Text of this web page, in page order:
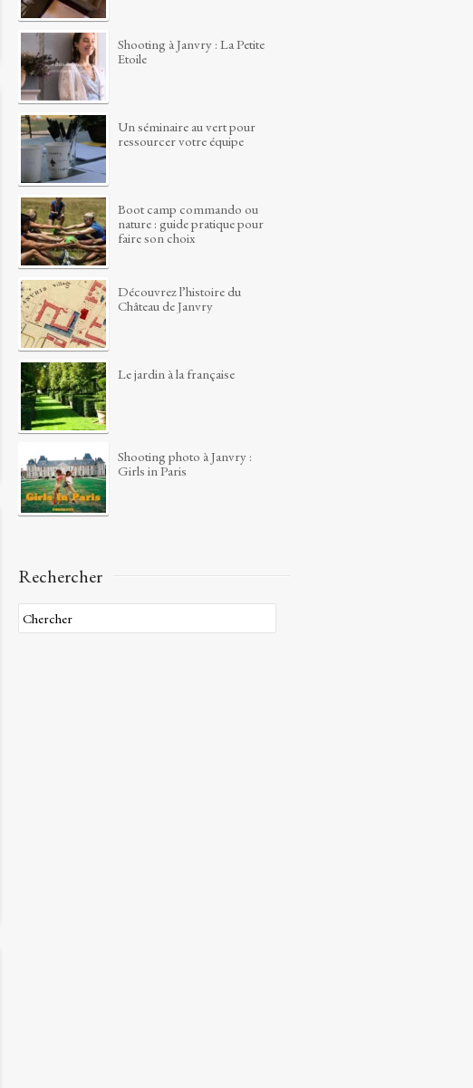
Shooting à Janvry : La Petite
Etoile
Un séminaire au vert pour
ressourcer votre équipe
Boot camp commando ou
nature : guide pratique pour
faire son choix
Découvrez l’histoire du
Château de Janvry
Le jardin à la française
Shooting photo à Janvry :
Girls in Paris
Rechercher